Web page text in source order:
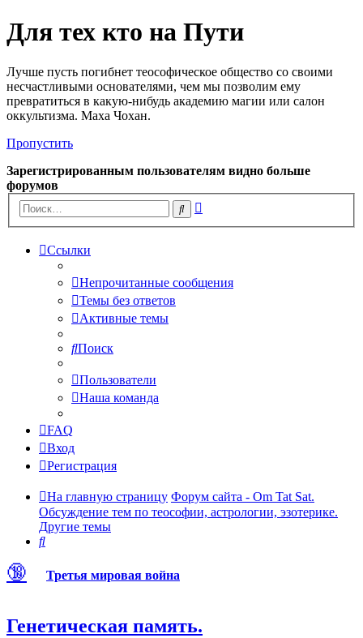
Для тех кто на Пути
Лучше пусть погибнет теософическое общество со своими
несчастливыми основателями, чем мы позволим ему
превратиться в какую-нибудь академию магии или салон
оккультизма. Маха Чохан.
Пропустить
Зарегистрированным пользователям видно больше
форумов
Поиск
Ссылки
Непрочитанные сообщения
Темы без ответов
Активные темы
Поиск
Пользователи
Наша команда
FAQ
Вход
Регистрация
На главную страницу Форум сайта - Om Tat Sat.
Обсуждение тем по теософии, астрологии, эзотерике.
Другие темы
Поиск
🔞 Третья мировая война
Генетическая память.